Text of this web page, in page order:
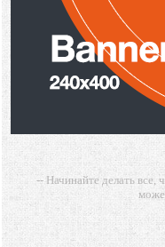
-- Начинайте делать все,
-- Все дело в мыслях.
управлять. И поэтому